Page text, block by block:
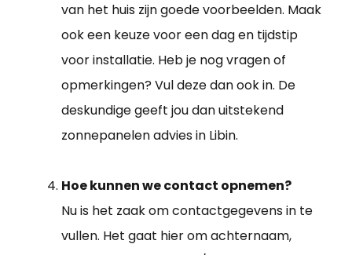
van het huis zijn goede voorbeelden. Maak
ook een keuze voor een dag en tijdstip
voor installatie. Heb je nog vragen of
opmerkingen? Vul deze dan ook in. De
deskundige geeft jou dan uitstekend
zonnepanelen advies in Libin.
Hoe kunnen we contact opnemen?
Nu is het zaak om contactgegevens in te
vullen. Het gaat hier om achternaam,